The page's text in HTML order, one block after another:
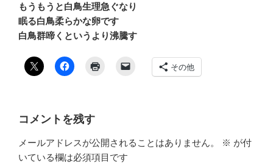
もうもうと白鳥生理急ぐなり
眠る白鳥柔らかな卵です
白鳥群啼くというより沸騰す
その他
コメントを残す
メールアドレスが公開されることはありません。 ※ が付
いている欄は必須項目です